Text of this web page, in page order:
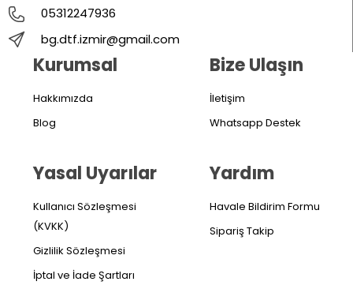
05312247936
bg.dtf.izmir@gmail.com
Kurumsal
Hakkımızda
Blog
Yasal Uyarılar
Kullanıcı Sözleşmesi
(KVKK)
Gizlilik Sözleşmesi
İptal ve İade Şartları
Bize Ulaşın
İletişim
Whatsapp Destek
Yardım
Havale Bildirim Formu
Sipariş Takip